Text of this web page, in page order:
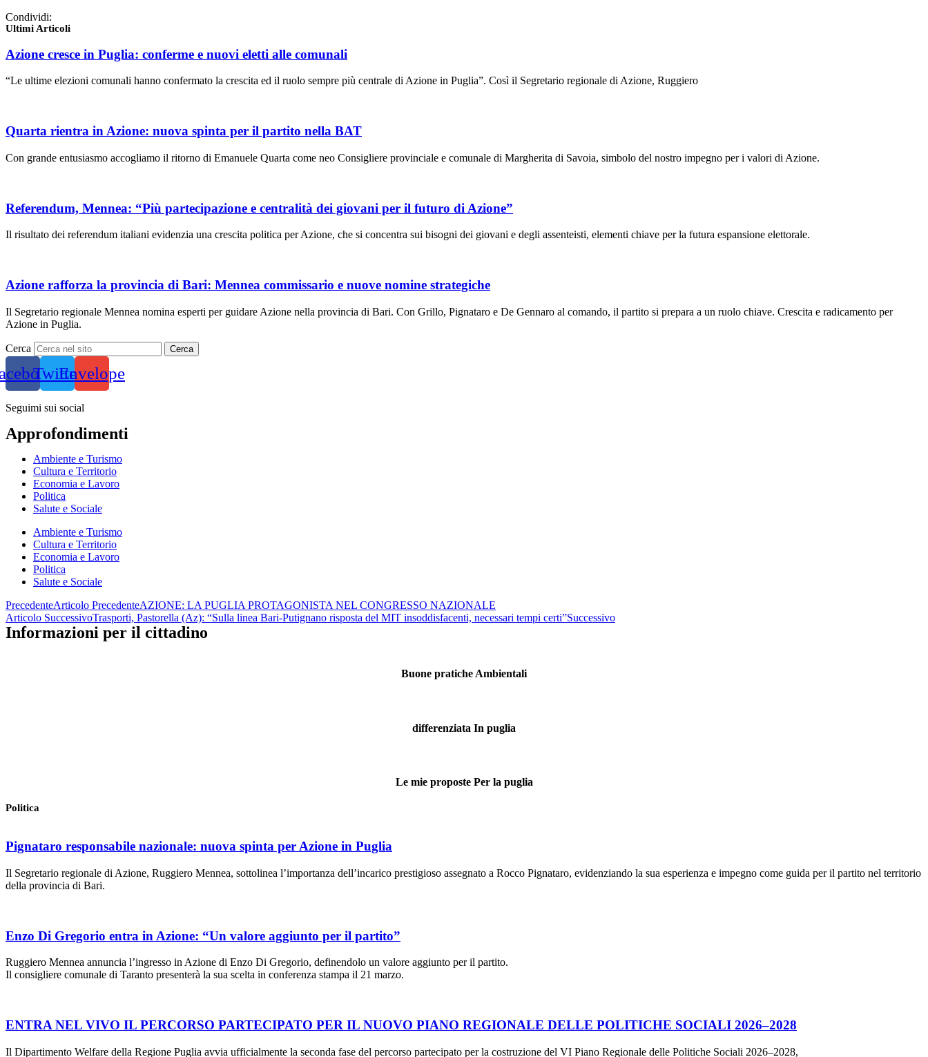
Condividi:
Ultimi Articoli
Azione cresce in Puglia: conferme e nuovi eletti alle comunali
“Le ultime elezioni comunali hanno confermato la crescita ed il ruolo sempre più centrale di Azione in Puglia”. Così il Segretario regionale di Azione, Ruggiero
Quarta rientra in Azione: nuova spinta per il partito nella BAT
Con grande entusiasmo accogliamo il ritorno di Emanuele Quarta come neo Consigliere provinciale e comunale di Margherita di Savoia, simbolo del nostro impegno per i valori di Azione.
Referendum, Mennea: “Più partecipazione e centralità dei giovani per il futuro di Azione”
Il risultato dei referendum italiani evidenzia una crescita politica per Azione, che si concentra sui bisogni dei giovani e degli assenteisti, elementi chiave per la futura espansione elettorale.
Azione rafforza la provincia di Bari: Mennea commissario e nuove nomine strategiche
Il Segretario regionale Mennea nomina esperti per guidare Azione nella provincia di Bari. Con Grillo, Pignataro e De Gennaro al comando, il partito si prepara a un ruolo chiave. Crescita e radicamento per
Azione in Puglia.
Cerca Cerca
TwitterEnvelope
Seguimi sui social
Approfondimenti
Ambiente e Turismo
Cultura e Territorio
Economia e Lavoro
Politica
Salute e Sociale
Ambiente e Turismo
Cultura e Territorio
Economia e Lavoro
Politica
Salute e Sociale
PrecedenteArticolo PrecedenteAZIONE: LA PUGLIA PROTAGONISTA NEL CONGRESSO NAZIONALE
Articolo SuccessivoTrasporti, Pastorella (Az): “Sulla linea Bari-Putignano risposta del MIT insoddisfacenti, necessari tempi certi”Successivo
Informazioni per il cittadino
Buone pratiche Ambientali
differenziata In puglia
Le mie proposte Per la puglia
Politica
Pignataro responsabile nazionale: nuova spinta per Azione in Puglia
Il Segretario regionale di Azione, Ruggiero Mennea, sottolinea l’importanza dell’incarico prestigioso assegnato a Rocco Pignataro, evidenziando la sua esperienza e impegno come guida per il partito nel territorio
della provincia di Bari.
Enzo Di Gregorio entra in Azione: “Un valore aggiunto per il partito”
Ruggiero Mennea annuncia l’ingresso in Azione di Enzo Di Gregorio, definendolo un valore aggiunto per il partito.
Il consigliere comunale di Taranto presenterà la sua scelta in conferenza stampa il 21 marzo.
ENTRA NEL VIVO IL PERCORSO PARTECIPATO PER IL NUOVO PIANO REGIONALE DELLE POLITICHE SOCIALI 2026–2028
Il Dipartimento Welfare della Regione Puglia avvia ufficialmente la seconda fase del percorso partecipato per la costruzione del VI Piano Regionale delle Politiche Sociali 2026–2028,